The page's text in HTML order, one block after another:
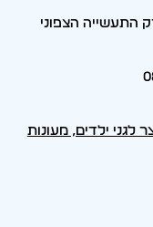
בע"מ, רח' האודם 6 פארק התעשייה הצפוני
לגני ילדים, מעונות